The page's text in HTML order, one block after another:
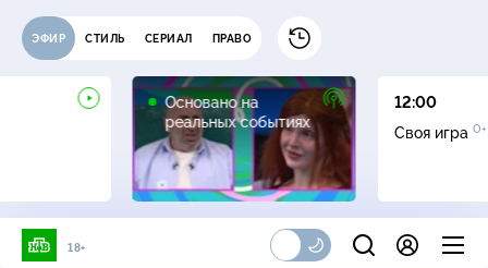
ЭФИР СТИЛЬ СЕРИАЛ ПРАВО
Основано на
реальных событиях
16+
12:00
Своя игра 0+
18+